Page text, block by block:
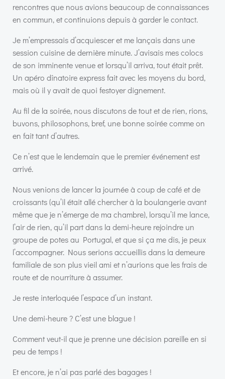
rencontres que nous avions beaucoup de connaissances
en commun, et continuions depuis à garder le contact.
Je m’empressais d’acquiescer et me lançais dans une
session cuisine de dernière minute. J’avisais mes colocs
de son imminente venue et lorsqu’il arriva, tout était prêt.
Un apéro dînatoire express fait avec les moyens du bord,
mais où il y avait de quoi festoyer dignement.
Au fil de la soirée, nous discutons de tout et de rien, rions,
buvons, philosophons, bref, une bonne soirée comme on
en fait tant d’autres.
Ce n’est que le lendemain que le premier événement est
arrivé.
Nous venions de lancer la journée à coup de café et de
croissants (qu’il était allé chercher à la boulangerie avant
même que je n’émerge de ma chambre), lorsqu’il me lance,
l’air de rien, qu’il part dans la demi-heure rejoindre un
groupe de potes au Portugal, et que si ça me dis, je peux
l’accompagner. Nous serions accueillis dans la demeure
familiale de son plus vieil ami et n’aurions que les frais de
route et de nourriture à assumer.
Je reste interloquée l’espace d’un instant.
Une demi-heure ? C’est une blague !
Comment veut-il que je prenne une décision pareille en si
peu de temps !
Et encore, je n’ai pas parlé des bagages !